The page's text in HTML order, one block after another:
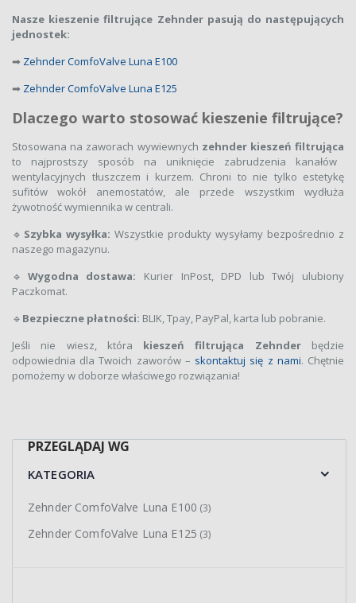
Nasze kieszenie filtrujące Zehnder pasują do następujących
jednostek:
➡ Zehnder ComfoValve Luna E100
➡ Zehnder ComfoValve Luna E125
Dlaczego warto stosować kieszenie filtrujące?
Stosowana na zaworach wywiewnych zehnder kieszeń filtrująca
to najprostszy sposób na uniknięcie zabrudzenia kanałów
wentylacyjnych tłuszczem i kurzem. Chroni to nie tylko estetykę
sufitów wokół anemostatów, ale przede wszystkim wydłuża
żywotność wymiennika w centrali.
🔹 Szybka wysyłka: Wszystkie produkty wysyłamy bezpośrednio z
naszego magazynu.
🔹 Wygodna dostawa: Kurier InPost, DPD lub Twój ulubiony
Paczkomat.
🔹 Bezpieczne płatności: BLIK, Tpay, PayPal, karta lub pobranie.
Jeśli nie wiesz, która kieszeń filtrująca Zehnderbędzie
odpowiednia dla Twoich zaworów – skontaktuj się z nami. Chętnie
pomożemy w doborze właściwego rozwiązania!
PRZEGLĄDAJ WG
KATEGORIA
Zehnder ComfoValve Luna E100 (3)
Zehnder ComfoValve Luna E125 (3)